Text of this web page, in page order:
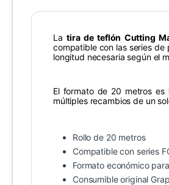
Latira de teflón Cutting
compatible con las series de
longitud necesaria según el
El formato de 20 metros
múltiples recambios de un
Rollo de 20 metros
Compatible con series
Formato económico
Consumible original